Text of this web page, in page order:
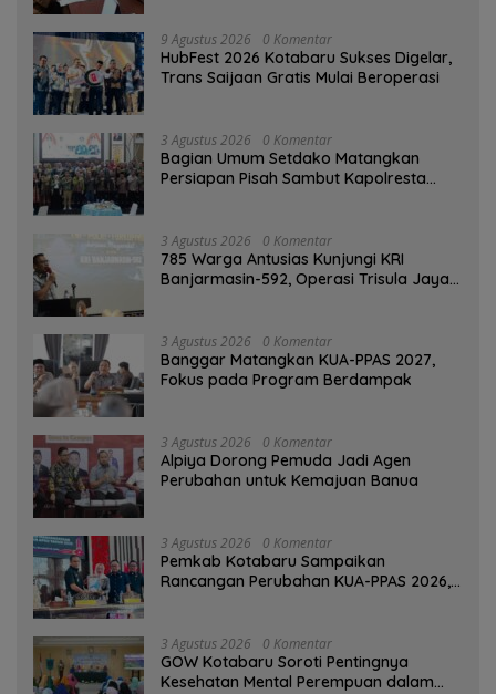
9 Agustus 2026 0 Komentar
HubFest 2026 Kotabaru Sukses Digelar,
Trans Saijaan Gratis Mulai Beroperasi
3 Agustus 2026 0 Komentar
Bagian Umum Setdako Matangkan
Persiapan Pisah Sambut Kapolresta
3 Agustus 2026 0 Komentar
785 Warga Antusias Kunjungi KRI
Banjarmasin-592, Operasi Trisula Jaya
3 Agustus 2026 0 Komentar
‎Banggar Matangkan KUA-PPAS 2027,
Fokus pada Program Berdampak
3 Agustus 2026 0 Komentar
‎Alpiya Dorong Pemuda Jadi Agen
Perubahan untuk Kemajuan Banua ‎
3 Agustus 2026 0 Komentar
Pemkab Kotabaru Sampaikan
Rancangan Perubahan KUA-PPAS 2026,
3 Agustus 2026 0 Komentar
GOW Kotabaru Soroti Pentingnya
Kesehatan Mental Perempuan dalam